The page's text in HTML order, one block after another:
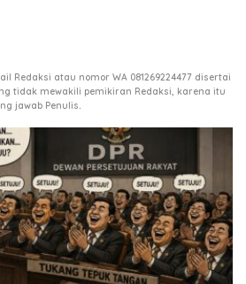
Redaksi atau nomor WA 081269224477 disertai
tidak mewakili pemikiran Redaksi, karena itu
jawab Penulis